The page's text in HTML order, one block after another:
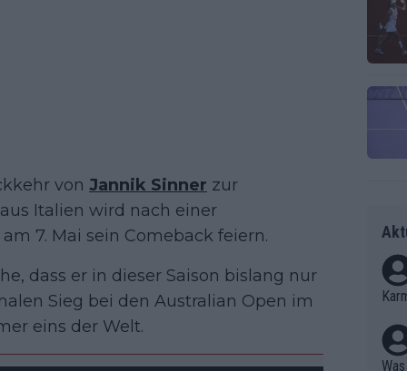
von Jannik Sinner zur
Italien wird nach einer
7. Mai sein Comeback feiern.
dass er in dieser Saison bislang nur
Sieg bei den Australian Open im
eins der Welt.